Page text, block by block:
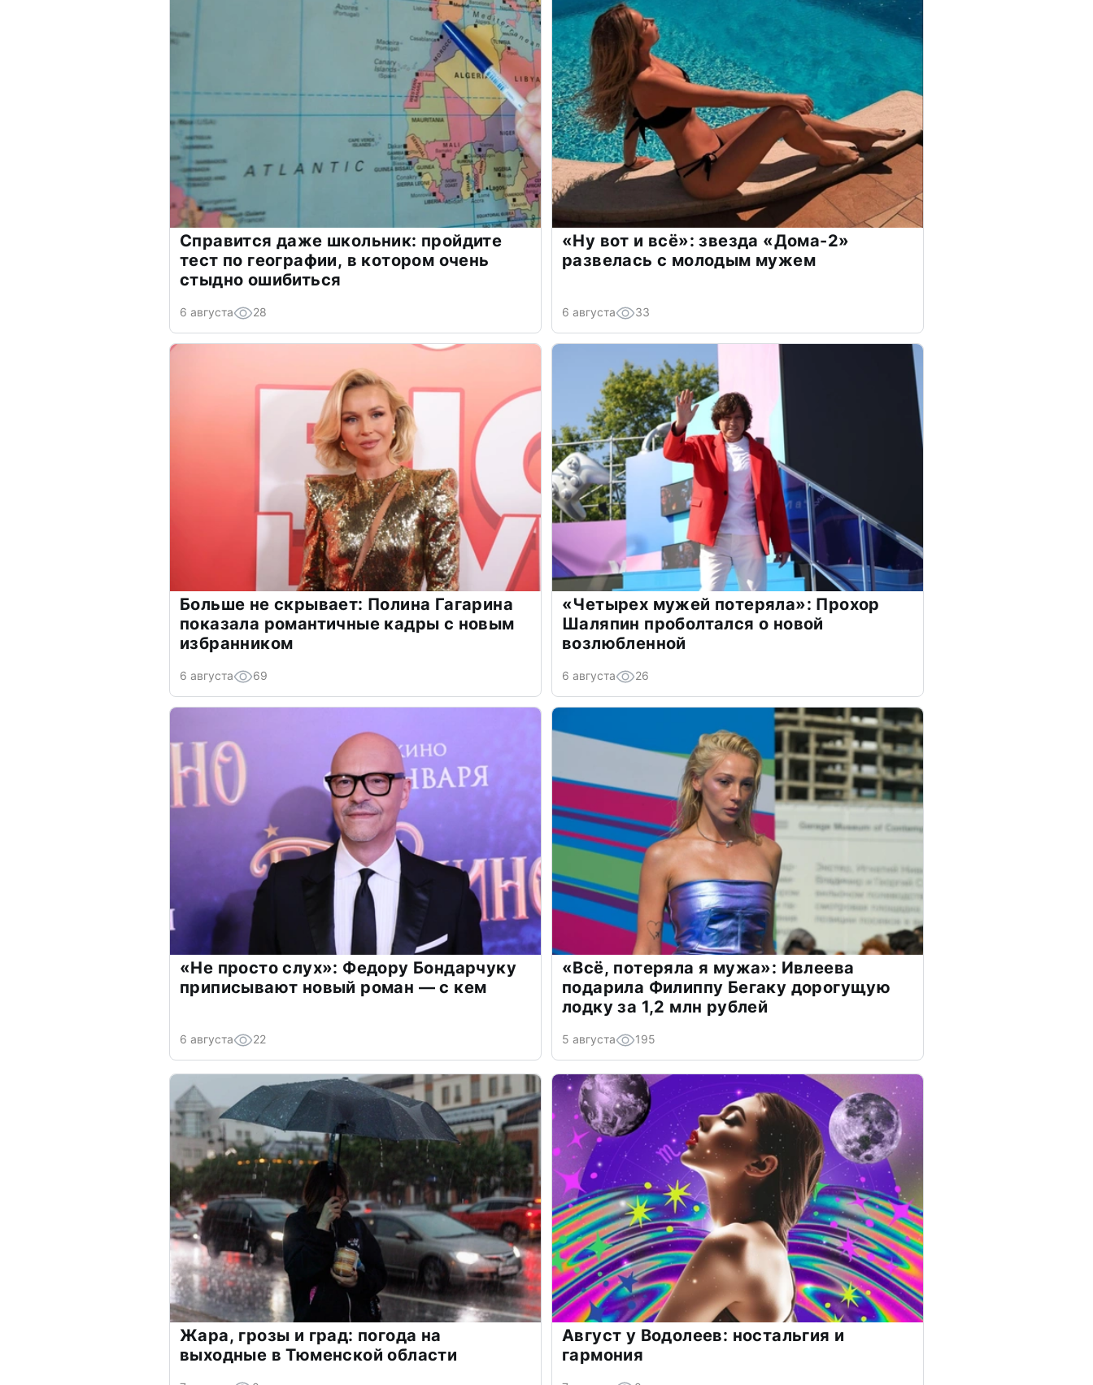
Справится даже школьник: пройдите
тест по географии, в котором очень
стыдно ошибиться
6 августа 28
«Ну вот и всё»: звезда «Дома-2»
развелась с молодым мужем
6 августа 33
Больше не скрывает: Полина Гагарина
показала романтичные кадры с новым
избранником
6 августа 69
«Четырех мужей потеряла»: Прохор
Шаляпин проболтался о новой
возлюбленной
6 августа 26
«Не просто слух»: Федору Бондарчуку
приписывают новый роман — с кем
6 августа 22
«Всё, потеряла я мужа»: Ивлеева
подарила Филиппу Бегаку дорогущую
лодку за 1,2 млн рублей
5 августа 195
Жара, грозы и град: погода на
выходные в Тюменской области
Август у Водолеев: ностальгия и
гармония